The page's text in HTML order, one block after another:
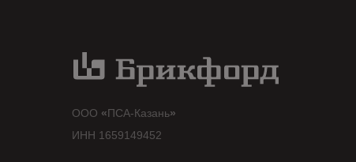
ИНН 1659149452
ООО «ПСА-Казань»